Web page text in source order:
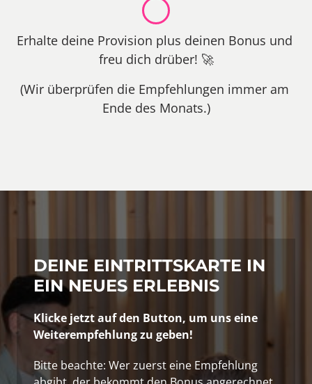
Erhalte deine Provision plus deinen Bonus und
freu dich drüber! 🚀
(Wir überprüfen die Empfehlungen immer am
Ende des Monats.)
DEINE EINTRITTSKARTE IN
EIN NEUES ERLEBNIS
Klicke jetzt auf den Button, um uns eine
Weiterempfehlung zu geben!
Bitte beachte: Wer zuerst eine Empfehlung